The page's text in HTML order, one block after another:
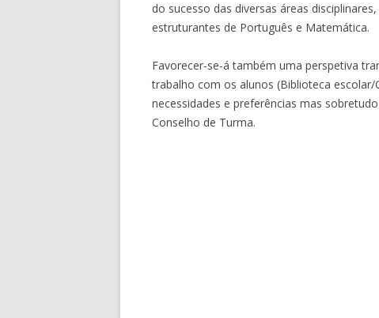
do sucesso das diversas áreas
estruturantes de Português e Matemática.
Favorecer-se-á também uma perspetiva
trabalho com os alunos (Biblioteca
necessidades e preferências mas
Conselho de Turma.